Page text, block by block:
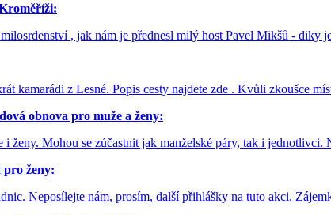
, jak nám je přednesl milý host Pavel Mikšů -
kamarádi z Lesné. Popis cesty najdete zde . Kvůli zkoušce
obnova pro muže a ženy:
ženy. Mohou se zúčastnit jak manželské páry, tak i
ženy:
Neposílejte nám, prosím, další přihlášky na tuto akci.